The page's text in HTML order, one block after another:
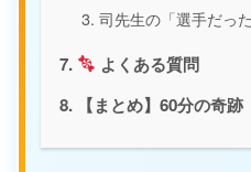
司先生の「選手だっ
よくある質問
【まとめ】60分の奇